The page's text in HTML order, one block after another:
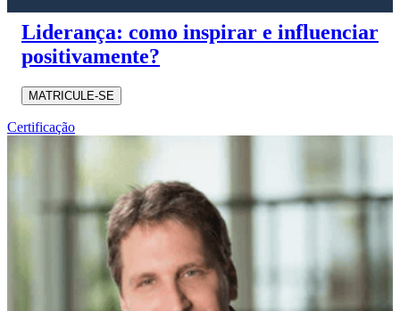
Liderança: como inspirar e influenciar
positivamente?
MATRICULE-SE
Certificação